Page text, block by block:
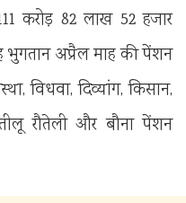
करोड़ 82 लाख 52 हजार
भुगतान अप्रैल माह की पेंशन
विधवा, दिव्यांग, किसान,
रौतेली और बौना पेंशन